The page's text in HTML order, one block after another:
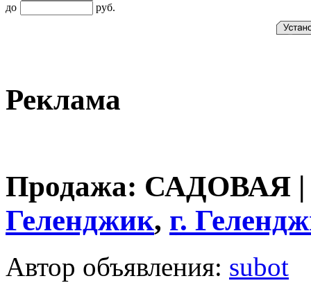
до
руб.
Реклама
Продажа: САДОВАЯ
Геленджик, г.
Автор объявления: subot